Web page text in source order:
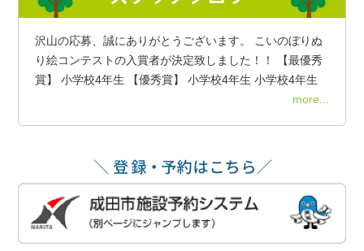
沢山の応募、誠にありがとうございます。 こいのぼりぬ
り絵コンテストの入賞者が決定致しました！！ 【最優秀
賞】 小学校4年生 【優秀賞】 小学校4年生 小学校4年生
more...